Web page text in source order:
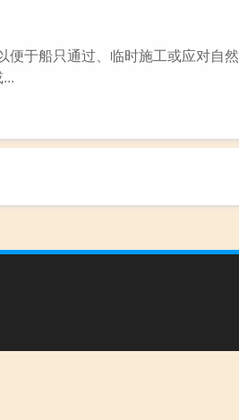
便于船只通过、临时施工或应对自然